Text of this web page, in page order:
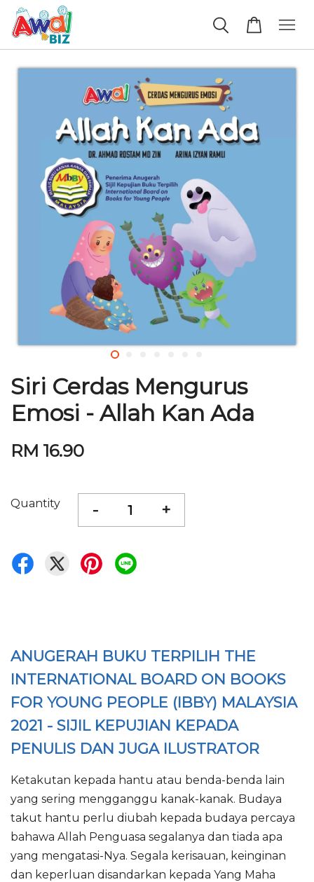
Siri Cerdas Mengurus
Emosi - Allah Kan Ada
RM 16.90
Quantity - +
ANUGERAH BUKU TERPILIH THE
INTERNATIONAL BOARD ON BOOKS
FOR YOUNG PEOPLE (IBBY) MALAYSIA
2021 - SIJIL KEPUJIAN KEPADA
PENULIS DAN JUGA ILUSTRATOR
Ketakutan kepada hantu atau benda-benda lain
yang sering mengganggu kanak-kanak. Budaya
takut hantu perlu diubah kepada budaya percaya
bahawa Allah Penguasa segalanya dan tiada apa
yang mengatasi-Nya. Segala kerisauan, keinginan
dan keperluan disandarkan kepada Yang Maha